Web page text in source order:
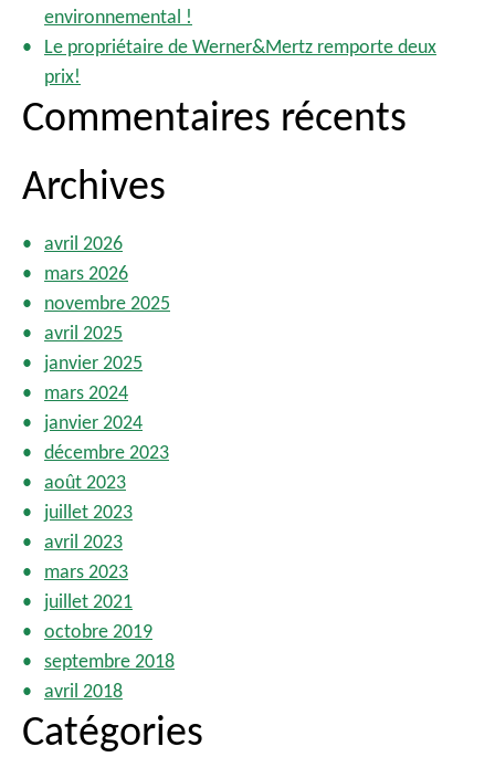
l
i
a
o
s
environnemental !
Le propriétaire de Werner&Mertz remporte deux
prix!
Commentaires récents
Archives
avril 2026
mars 2026
novembre 2025
avril 2025
janvier 2025
mars 2024
janvier 2024
décembre 2023
août 2023
juillet 2023
avril 2023
mars 2023
juillet 2021
octobre 2019
septembre 2018
avril 2018
Catégories